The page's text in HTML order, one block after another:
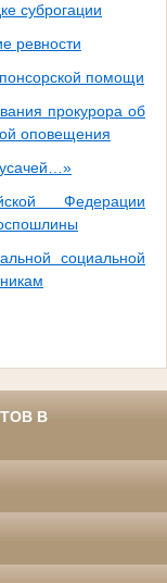
суброгации
ревности
помощи
прокурора об
оповещения
Федерации
социальной
В